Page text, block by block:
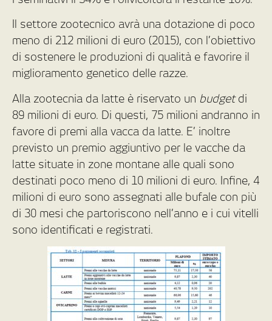
Il settore zootecnico avrà una dotazione di poco
meno di 212 milioni di euro (2015), con l’obiettivo
di sostenere le produzioni di qualità e favorire il
miglioramento genetico delle razze.
Alla zootecnia da latte è riservato un budgetdi
89 milioni di euro. Di questi, 75 milioni andranno in
favore di premi alla vacca da latte. E’ inoltre
previsto un premio aggiuntivo per le vacche da
latte situate in zone montane alle quali sono
destinati poco meno di 10 milioni di euro. Infine, 4
milioni di euro sono assegnati alle bufale con più
di 30 mesi che partoriscono nell’anno e i cui vitelli
sono identificati e registrati.